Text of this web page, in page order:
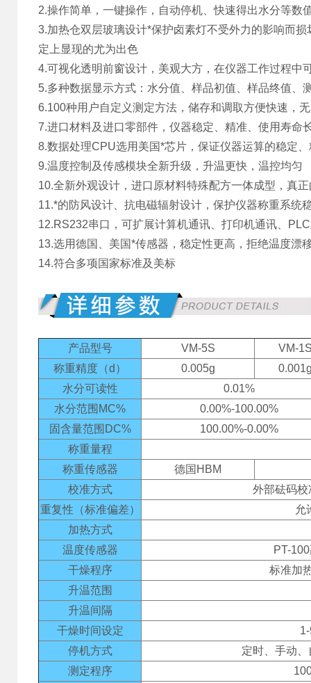
2.操作简单，一键操作，自动停机、快速得出水分等数
3.加热仓双层玻璃设计*保护卤素灯不受外力的影响而
定上显现的尤为出色
4.可视化透明前窗设计，美观大方，在仪器工作过程中
5.多种数据显示方式：水分值、样品初值、样品终值、
6.100种用户自定义测定方法，储存和调取方便快速，
7.进口材料及进口零部件，仪器稳定、精准、使用寿命
8.数据处理CPU选用美国*芯片，保证仪器运算的稳定
9.温度控制及传感模块全新升级，升温更快，温控均匀
10.全新外观设计，进口原材料特殊配方一体成型，真
11.*的防风设计、抗电磁辐射设计，保护仪器称重系统
12.RS232串口，可扩展计算机通讯、打印机通讯、
13.选用德国、美国*传感器，稳定性更高，拒绝温度漂
14.符合多项国家标准及美标
产品型号 VM-5S
VM-
称重精度（d）
0.005g
水分可读性
0.01%
水分范围MC%
0.00%-100.00%
固含量范围DC%
100.00%-0.00%
称重量程
称重传感器
德国HBM
校准方式
外部砝码
重复性（标准偏差）
允
加热方式
温度传感器
PT-
干燥程序
标准加
升温范围
升温间隔
干燥时间设定
停机方式
定时、手动
测定程序